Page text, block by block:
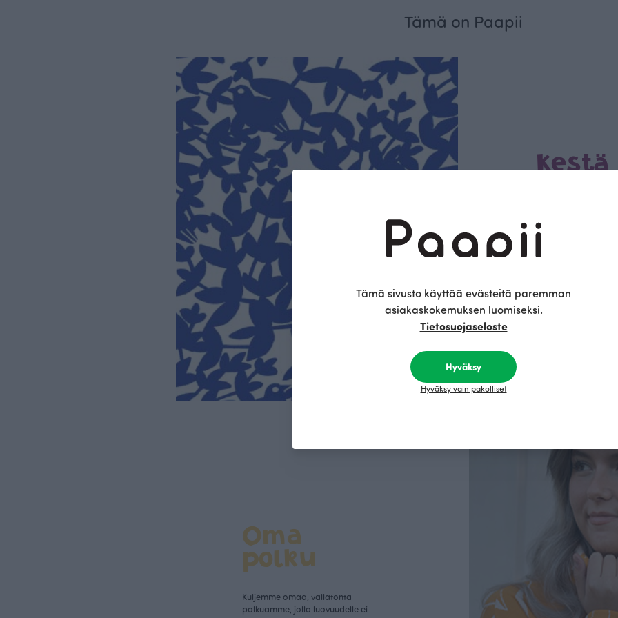
Tämä on Paapii
Kestä
Olemme aidosti
kotimainen
vain GOTS- ja
luomupuuvillaa ja
kaikki vaatteet
kertoo Avainlippu-
Oma
polku
Kuljemme omaa, vallatonta
polkuamme, jolla luovuudelle ei
Tämä sivusto käyttää evästeitä paremman
asiakaskokemuksen luomiseksi.
Tietosuojaseloste
Hyväksy
Hyväksy vain pakolliset